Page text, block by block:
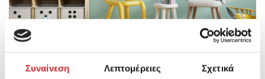
Συναίνεση Λεπτομέρειες Σχετικά